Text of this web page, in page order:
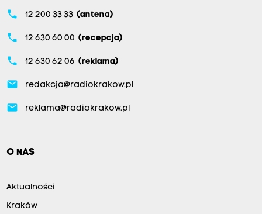
phone 12 200 33 33 (antena)
phone 12 630 60 00 (recepcja)
phone 12 630 62 06 (reklama)
email redakcja@radiokrakow.pl
email reklama@radiokrakow.pl
O NAS
Aktualności
Kraków